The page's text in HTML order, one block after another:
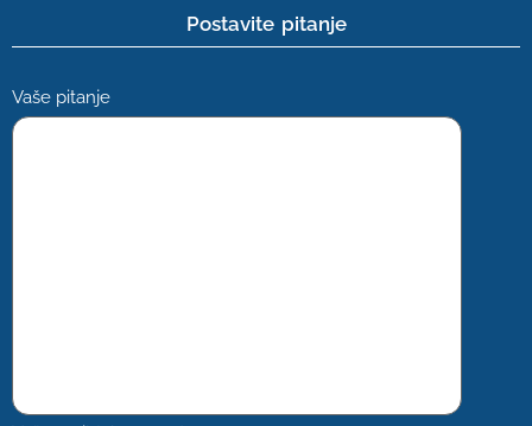
Postavite pitanje
Vaše pitanje